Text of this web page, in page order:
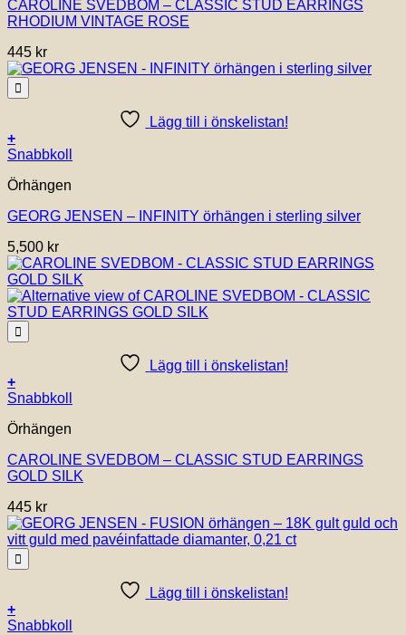
CAROLINE SVEDBOM – CLASSIC STUD EARRINGS
RHODIUM VINTAGE ROSE
445 kr
Lägg till i önskelistan!
+
Snabbkoll
Örhängen
GEORG JENSEN – INFINITY örhängen i sterling silver
5,500 kr
Lägg till i önskelistan!
+
Snabbkoll
Örhängen
CAROLINE SVEDBOM – CLASSIC STUD EARRINGS
GOLD SILK
445 kr
Lägg till i önskelistan!
+
Snabbkoll